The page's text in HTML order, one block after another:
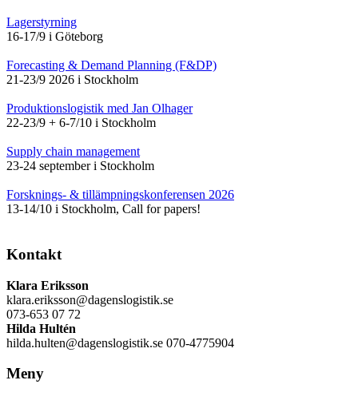
Lagerstyrning
16-17/9 i Göteborg
Forecasting & Demand Planning (F&DP)
21-23/9 2026 i Stockholm
Produktionslogistik med Jan Olhager
22-23/9 + 6-7/10 i Stockholm
Supply chain management
23-24 september i Stockholm
Forsknings- & tillämpningskonferensen 2026
13-14/10 i Stockholm, Call for papers!
Kontakt
Klara Eriksson
klara.eriksson@dagenslogistik.se
073-653 07 72
Hilda Hultén
hilda.hulten@dagenslogistik.se 070-4775904
Meny